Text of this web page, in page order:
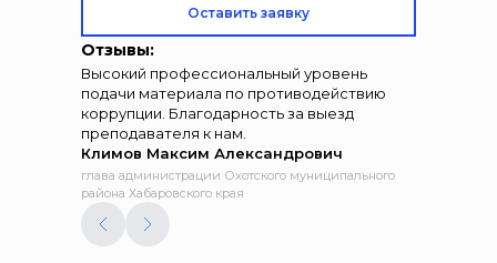
Оставить заявку
Отзывы:
Высокий профессиональный уровень
подачи материала по противодействию
коррупции. Благодарность за выезд
преподавателя к нам.
Климов Максим Александрович
глава администрации Охотского муниципального
района Хабаровского края